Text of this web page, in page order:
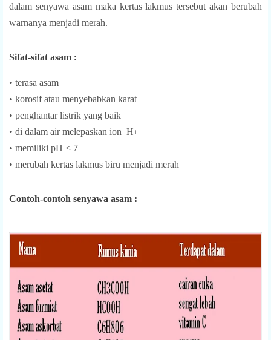
dalam senyawa asam maka kertas lakmus tersebut akan berubah
warnanya menjadi merah.
Sifat-sifat asam :
• terasa asam
• korosif atau menyebabkan karat
• penghantar listrik yang baik
• di dalam air melepaskan ion H+
• memiliki pH < 7
• merubah kertas lakmus biru menjadi merah
Contoh-contoh senyawa asam :